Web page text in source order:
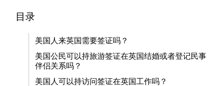
目录
美国人来英国需要签证吗？
美国公民可以持旅游签证在英国结婚或者登记民事
伴侣关系吗？
美国人可以持访问签证在英国工作吗？